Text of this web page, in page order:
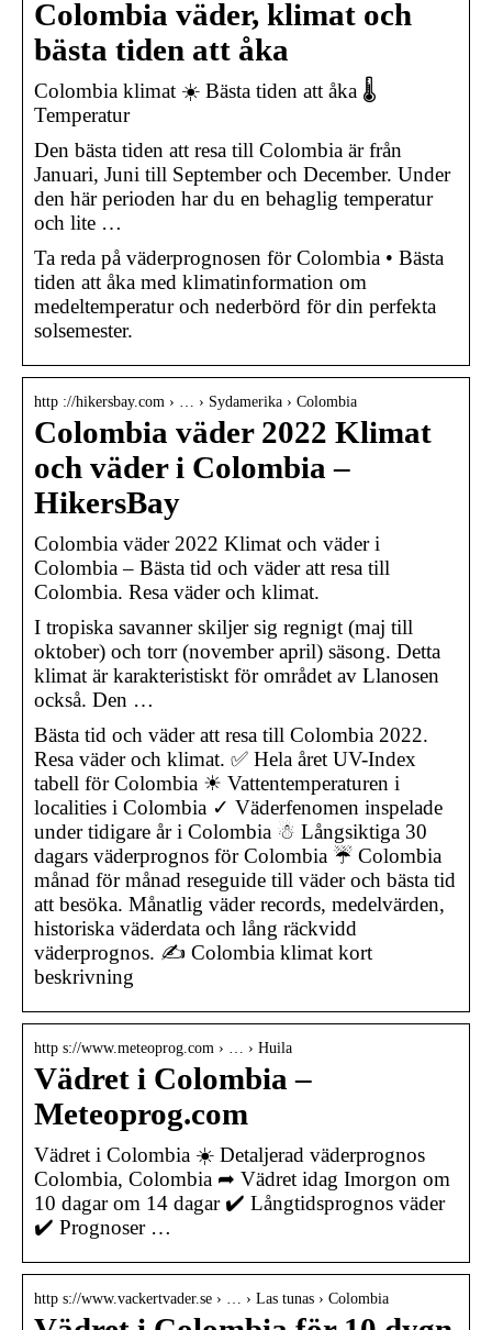
Colombia väder, klimat och
bästa tiden att åka
Colombia klimat ☀️ Bästa tiden att åka 🌡️
Temperatur
Den bästa tiden att resa till Colombia är från
Januari, Juni till September och December. Under
den här perioden har du en behaglig temperatur
och lite …
Ta reda på väderprognosen för Colombia • Bästa
tiden att åka med klimatinformation om
medeltemperatur och nederbörd för din perfekta
solsemester.
http ://hikersbay.com › … › Sydamerika › Colombia
Colombia väder 2022 Klimat
och väder i Colombia –
HikersBay
Colombia väder 2022 Klimat och väder i
Colombia – Bästa tid och väder att resa till
Colombia. Resa väder och klimat.
I tropiska savanner skiljer sig regnigt (maj till
oktober) och torr (november april) säsong. Detta
klimat är karakteristiskt för området av Llanosen
också. Den …
Bästa tid och väder att resa till Colombia 2022.
Resa väder och klimat. ✅ Hela året UV-Index
tabell för Colombia ☀ Vattentemperaturen i
localities i Colombia ✓ Väderfenomen inspelade
under tidigare år i Colombia ☃ Långsiktiga 30
dagars väderprognos för Colombia ☔ Colombia
månad för månad reseguide till väder och bästa tid
att besöka. Månatlig väder records, medelvärden,
historiska väderdata och lång räckvidd
väderprognos. ✍ Colombia klimat kort
beskrivning
http s://www.meteoprog.com › … › Huila
Vädret i Colombia –
Meteoprog.com
Vädret i Colombia ☀️ Detaljerad väderprognos
Colombia, Colombia ➦ Vädret idag Imorgon om
10 dagar om 14 dagar ✔️ Långtidsprognos väder
✔️ Prognoser …
http s://www.vackertvader.se › … › Las tunas › Colombia